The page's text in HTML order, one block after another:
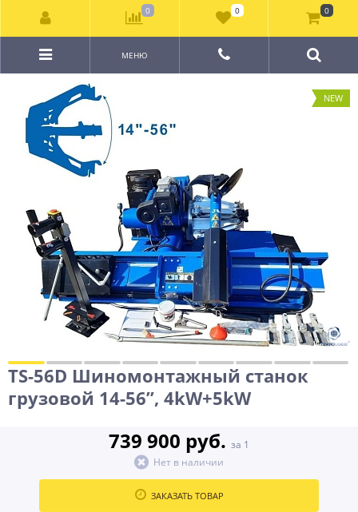
МЕНЮ
NEW
TS-56D Шиномонтажный станок
грузовой 14-56”, 4kW+5kW
739 900 руб. за 1
Нет в наличии
ЗАКАЗАТЬ ТОВАР
0 0 0